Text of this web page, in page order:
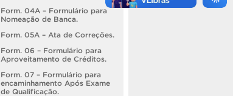
Form. 04A – Formulário para
Nomeação de Banca.
Form. 05A – Ata de Correções.
Form. 06 – Formulário para
Aproveitamento de Créditos.
Form. 07 – Formulário para
encaminhamento Após Exame
de Qualificação.